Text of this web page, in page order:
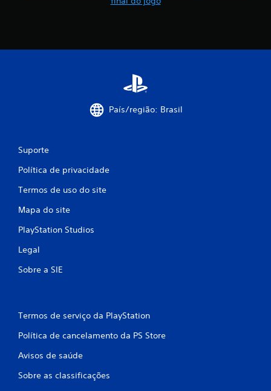
País/região: Brasil
Suporte
Política de privacidade
Termos de uso do site
Mapa do site
PlayStation Studios
Legal
Sobre a SIE
Termos de serviço da PlayStation
Política de cancelamento da PS Store
Avisos de saúde
Sobre as classificações